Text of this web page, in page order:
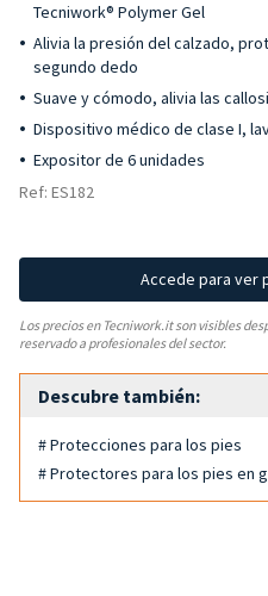
Tecniwork® Polymer Gel
Alivia la presión del calzado,
segundo dedo
Suave y cómodo, alivia las
Dispositivo médico de clase I,
Expositor de 6 unidades
Ref: ES182
Accede para ver
Los precios en Tecniwork.it son visibles
reservado a profesionales del sector.
Descubre también:
# Protecciones para los pies
# Protectores para los pies en